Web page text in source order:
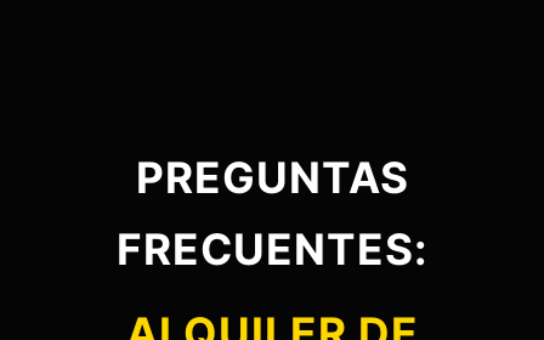
PREGUNTAS
FRECUENTES: